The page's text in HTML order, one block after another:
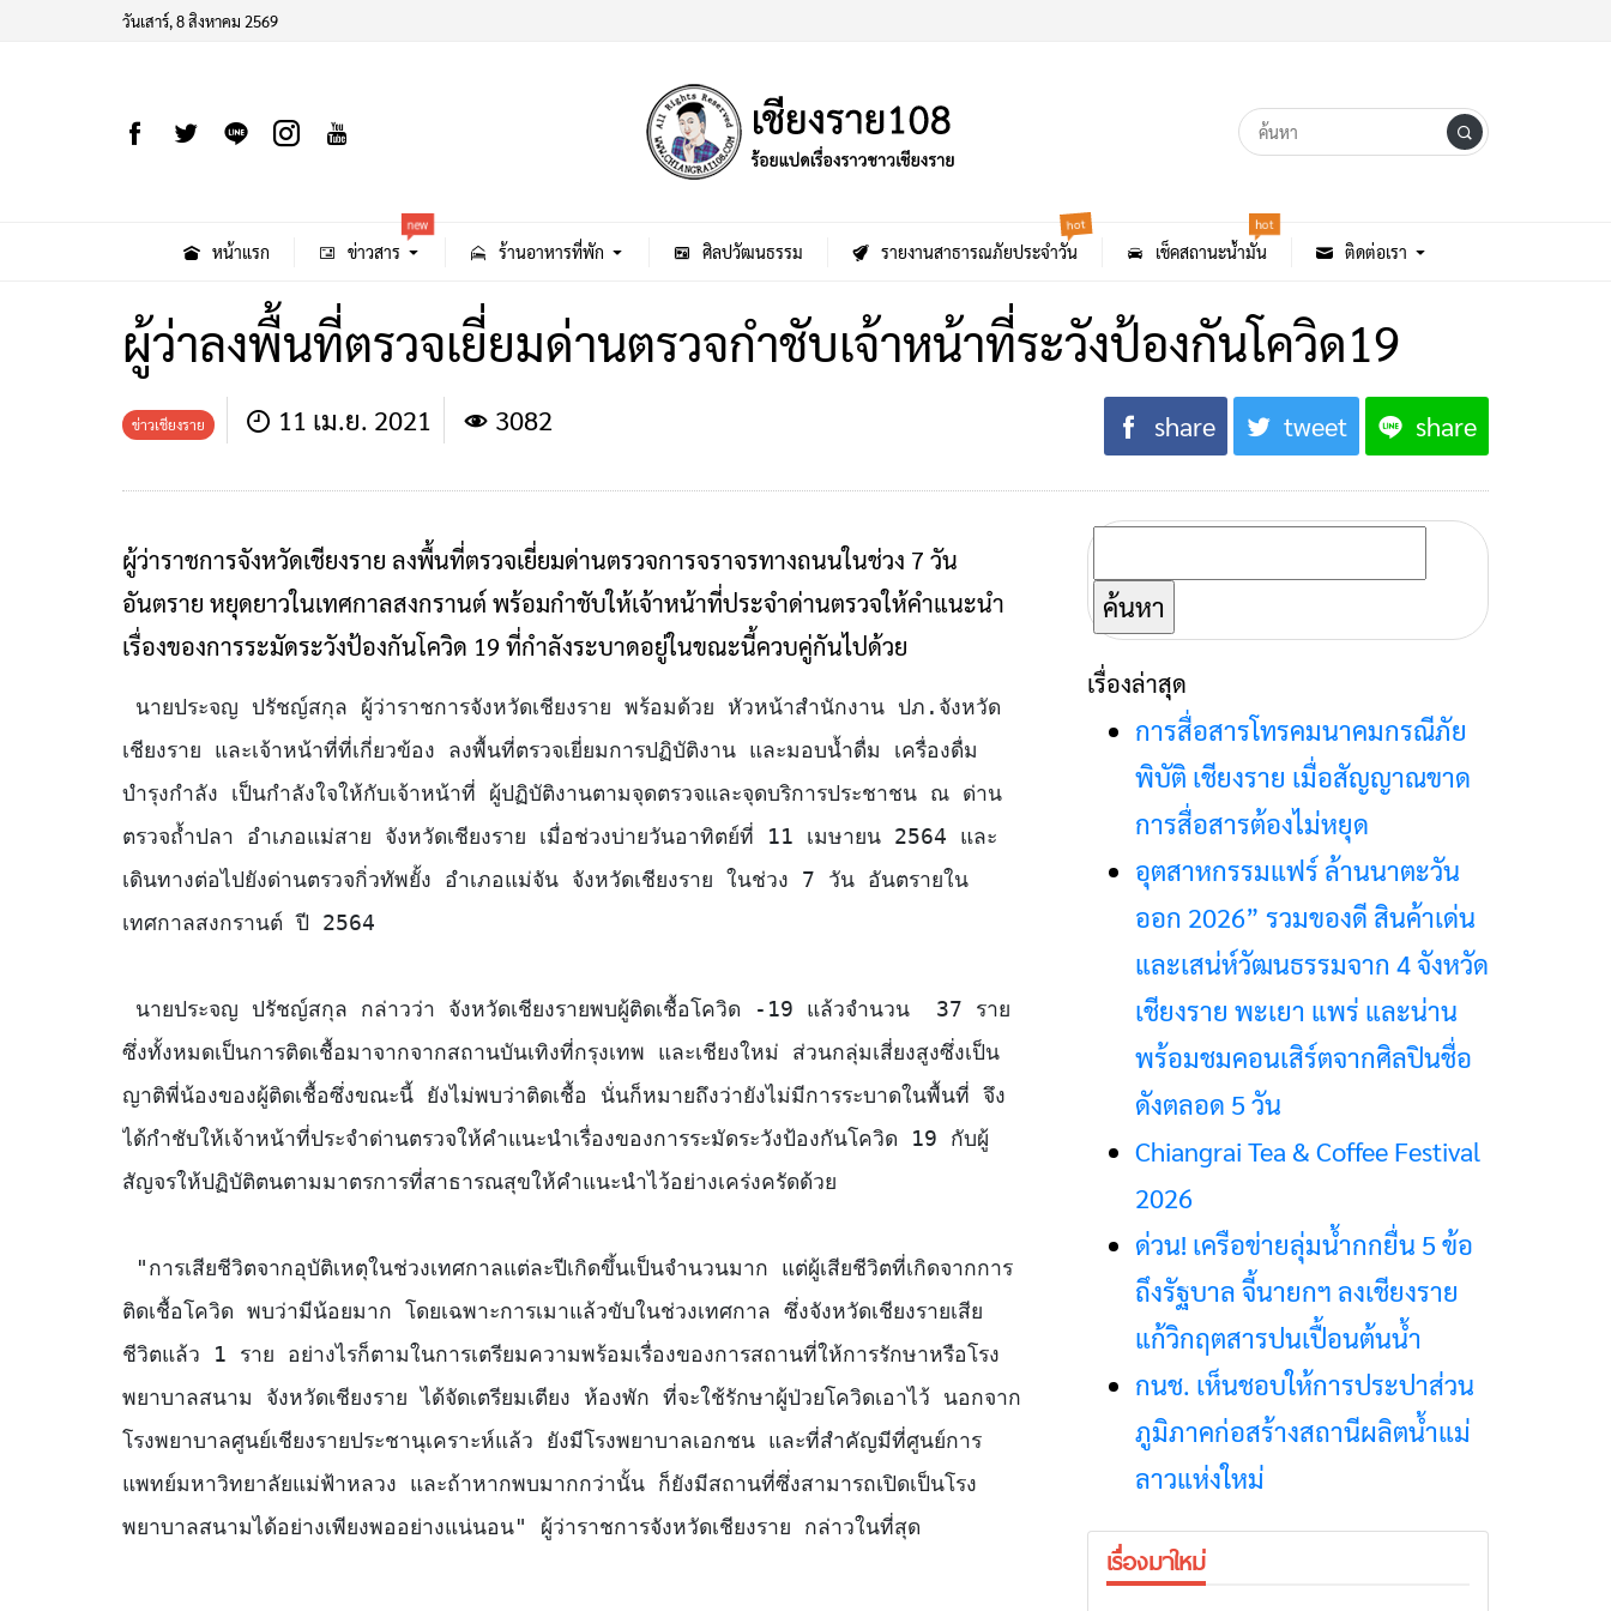
วันเสาร์, 8 สิงหาคม 2569
หน้าแรก ข่าวสาร
new
ร้านอาหารที่พัก ศิลปวัฒนธรรม รายงานสาธารณภัยประจำวัน
hot
เช็คสถานะน้ำมัน
hot
ติดต่อเรา
ผู้ว่าลงพื้นที่ตรวจเยี่ยมด่านตรวจกำชับเจ้าหน้าที่ระวังป้องกันโควิด19
ข่าวเชียงราย 11 เม.ย. 2021 3082 share tweet share
ผู้ว่าราชการจังหวัดเชียงราย ลงพื้นที่ตรวจเยี่ยมด่านตรวจการจราจรทางถนนในช่วง 7 วัน
อันตราย หยุดยาวในเทศกาลสงกรานต์ พร้อมกำชับให้เจ้าหน้าที่ประจำด่านตรวจให้คำแนะนำ
เรื่องของการระมัดระวังป้องกันโควิด 19 ที่กำลังระบาดอยู่ในขณะนี้ควบคู่กันไปด้วย
เชียงราย และเจ้าหน้าที่ที่เกี่ยวข้อง ลงพื้นที่ตรวจเยี่ยมการปฏิบัติงาน และมอบน้ำดื่ม เครื่องดื่ม
บำรุงกำลัง เป็นกำลังใจให้กับเจ้าหน้าที่ ผู้ปฏิบัติงานตามจุดตรวจและจุดบริการประชาชน ณ ด่าน
ตรวจถ้ำปลา อำเภอแม่สาย จังหวัดเชียงราย เมื่อช่วงบ่ายวันอาทิตย์ที่ 11 เมษายน 2564 และ
เดินทางต่อไปยังด่านตรวจกิ่วทัพยั้ง อำเภอแม่จัน จังหวัดเชียงราย ในช่วง 7 วัน อันตรายใน
เทศกาลสงกรานต์ ปี 2564
ซึ่งทั้งหมดเป็นการติดเชื้อมาจากจากสถานบันเทิงที่กรุงเทพ และเชียงใหม่ ส่วนกลุ่มเสี่ยงสูงซึ่งเป็น
ญาติพี่น้องของผู้ติดเชื้อซึ่งขณะนี้ ยังไม่พบว่าติดเชื้อ นั่นก็หมายถึงว่ายังไม่มีการระบาดในพื้นที่ จึง
ได้กำชับให้เจ้าหน้าที่ประจำด่านตรวจให้คำแนะนำเรื่องของการระมัดระวังป้องกันโควิด 19 กับผู้
สัญจรให้ปฏิบัติตนตามมาตรการที่สาธารณสุขให้คำแนะนำไว้อย่างเคร่งครัดด้วย
ติดเชื้อโควิด พบว่ามีน้อยมาก โดยเฉพาะการเมาแล้วขับในช่วงเทศกาล ซึ่งจังหวัดเชียงรายเสีย
ชีวิตแล้ว 1 ราย อย่างไรก็ตามในการเตรียมความพร้อมเรื่องของการสถานที่ให้การรักษาหรือโรง
พยาบาลสนาม จังหวัดเชียงราย ได้จัดเตรียมเตียง ห้องพัก ที่จะใช้รักษาผู้ป่วยโควิดเอาไว้ นอกจาก
โรงพยาบาลศูนย์เชียงรายประชานุเคราะห์แล้ว ยังมีโรงพยาบาลเอกชน และที่สำคัญมีที่ศูนย์การ
แพทย์มหาวิทยาลัยแม่ฟ้าหลวง และถ้าหากพบมากกว่านั้น ก็ยังมีสถานที่ซึ่งสามารถเปิดเป็นโรง
พยาบาลสนามได้อย่างเพียงพออย่างแน่นอน" ผู้ว่าราชการจังหวัดเชียงราย กล่าวในที่สุด
ค้นหา
สำหรับ:
เรื่องล่าสุด
การสื่อสารโทรคมนาคมกรณีภัย
พิบัติ เชียงราย เมื่อสัญญาณขาด
การสื่อสารต้องไม่หยุด
อุตสาหกรรมแฟร์ ล้านนาตะวัน
ออก 2026” รวมของดี สินค้าเด่น
และเสน่ห์วัฒนธรรมจาก 4 จังหวัด
เชียงราย พะเยา แพร่ และน่าน
พร้อมชมคอนเสิร์ตจากศิลปินชื่อ
ดังตลอด 5 วัน
Chiangrai Tea & Coffee Festival
2026
ด่วน! เครือข่ายลุ่มน้ำกกยื่น 5 ข้อ
ถึงรัฐบาล จี้นายกฯ ลงเชียงราย
แก้วิกฤตสารปนเปื้อนต้นน้ำ
กนช. เห็นชอบให้การประปาส่วน
ภูมิภาคก่อสร้างสถานีผลิตน้ำแม่
ลาวแห่งใหม่
เรื่องมาใหม่